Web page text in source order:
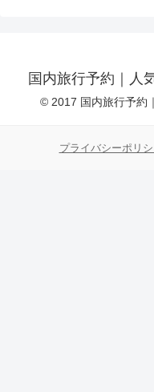
国内旅行予約｜人
© 2017 国内旅行予約
プライバシーポリ